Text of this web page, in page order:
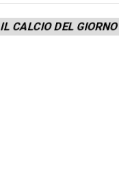
IL CALCIO DEL GIORNO